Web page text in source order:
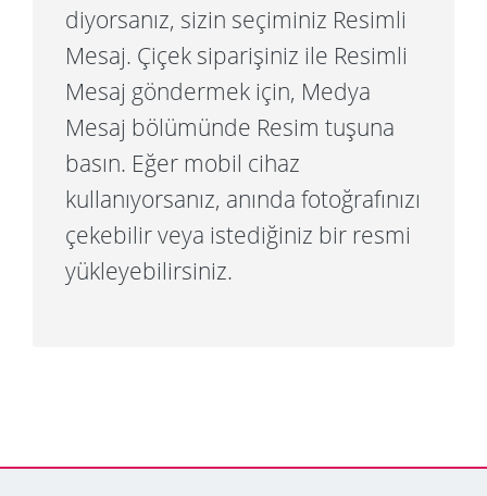
diyorsanız, sizin seçiminiz Resimli
Mesaj. Çiçek siparişiniz ile Resimli
Mesaj göndermek için, Medya
Mesaj bölümünde Resim tuşuna
basın. Eğer mobil cihaz
kullanıyorsanız, anında fotoğrafınızı
çekebilir veya istediğiniz bir resmi
yükleyebilirsiniz.